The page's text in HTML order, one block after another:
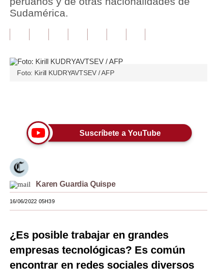
Plus G
Pregunta de hoy
Lujo
Viajes
Moda
Estilos
Mundo
México
España
Sudamérica.
Foto: Kirill KUDRYAVTSEV / AFP
Suscríbete a YouTube
Karen Guardia Quispe
16/06/2022 05H39
¿Es posible trabajar en grandes
empresas tecnológicas? Es común
encontrar en redes sociales diversos